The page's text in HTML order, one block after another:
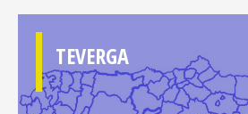
TEVERGA